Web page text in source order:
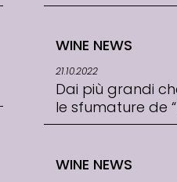
WINE NEWS
21.10.2022
Dai più grandi
le sfumature de
WINE NEWS